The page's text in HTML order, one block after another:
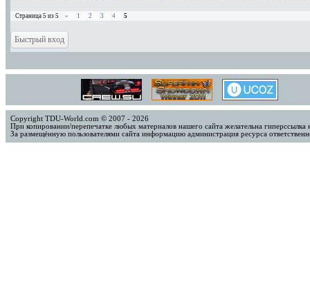
Страница 5 из 5 « 1 2 3 4 5
Copyright TDU-World.com © 2007 - 2026
При копировании/перепечатке любых материалов нашего сайта желательна
За размещённую пользователями сайта информацию администрация ресурса